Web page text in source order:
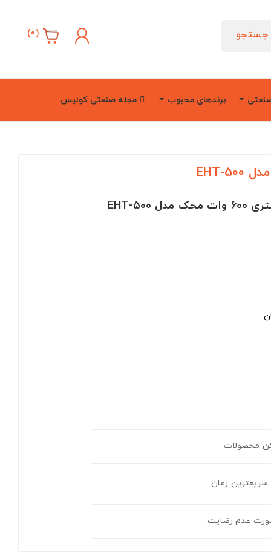
جستجو (
0
)
برندهای محبوب مجله صنعتی کولیس
محصولات
سریعترین زمان
عدم رضایت